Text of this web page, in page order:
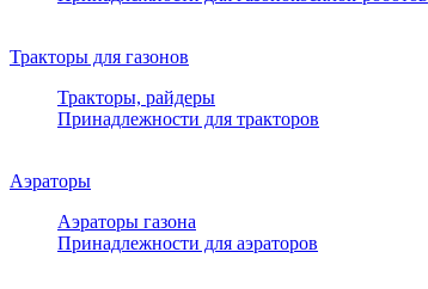
Тракторы для газонов
Тракторы, райдеры
Принадлежности для тракторов
Аэраторы
Аэраторы газона
Принадлежности для аэраторов